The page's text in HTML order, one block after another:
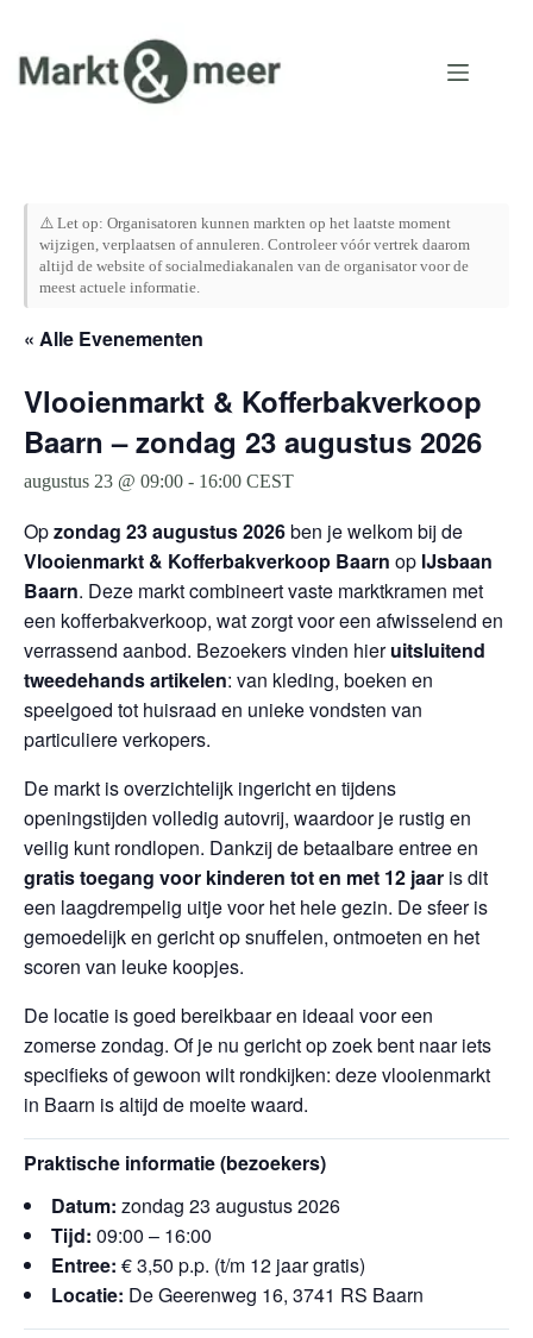
inhoud
⚠️ Let op: Organisatoren kunnen markten op het laatste moment
wijzigen, verplaatsen of annuleren. Controleer vóór vertrek daarom
altijd de website of socialmediakanalen van de organisator voor de
meest actuele informatie.
« Alle Evenementen
Vlooienmarkt & Kofferbakverkoop
Baarn – zondag 23 augustus 2026
augustus 23 @ 09:00 - 16:00 CEST
Opzondag 23 augustus 2026ben je welkom bij de
Vlooienmarkt & Kofferbakverkoop Baarn op IJsbaan
Baarn. Deze markt combineert vaste marktkramen met
een kofferbakverkoop, wat zorgt voor een afwisselend en
verrassend aanbod. Bezoekers vinden hieruitsluitend
tweedehands artikelen: van kleding, boeken en
speelgoed tot huisraad en unieke vondsten van
particuliere verkopers.
De markt is overzichtelijk ingericht en tijdens
openingstijden volledig autovrij, waardoor je rustig en
veilig kunt rondlopen. Dankzij de betaalbare entree en
gratis toegang voor kinderen tot en met 12 jaar is dit
een laagdrempelig uitje voor het hele gezin. De sfeer is
gemoedelijk en gericht op snuffelen, ontmoeten en het
scoren van leuke koopjes.
De locatie is goed bereikbaar en ideaal voor een
zomerse zondag. Of je nu gericht op zoek bent naar iets
specifieks of gewoon wilt rondkijken: deze vlooienmarkt
in Baarn is altijd de moeite waard.
Praktische informatie (bezoekers)
Datum: zondag 23 augustus 2026
Tijd: 09:00 – 16:00
Entree: € 3,50 p.p. (t/m 12 jaar gratis)
Locatie: De Geerenweg 16, 3741 RS Baarn